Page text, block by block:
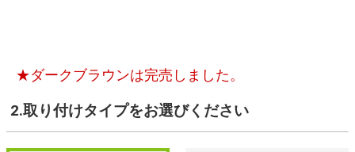
★ダークブラウンは完売しました。
2.取り付けタイプをお選びください